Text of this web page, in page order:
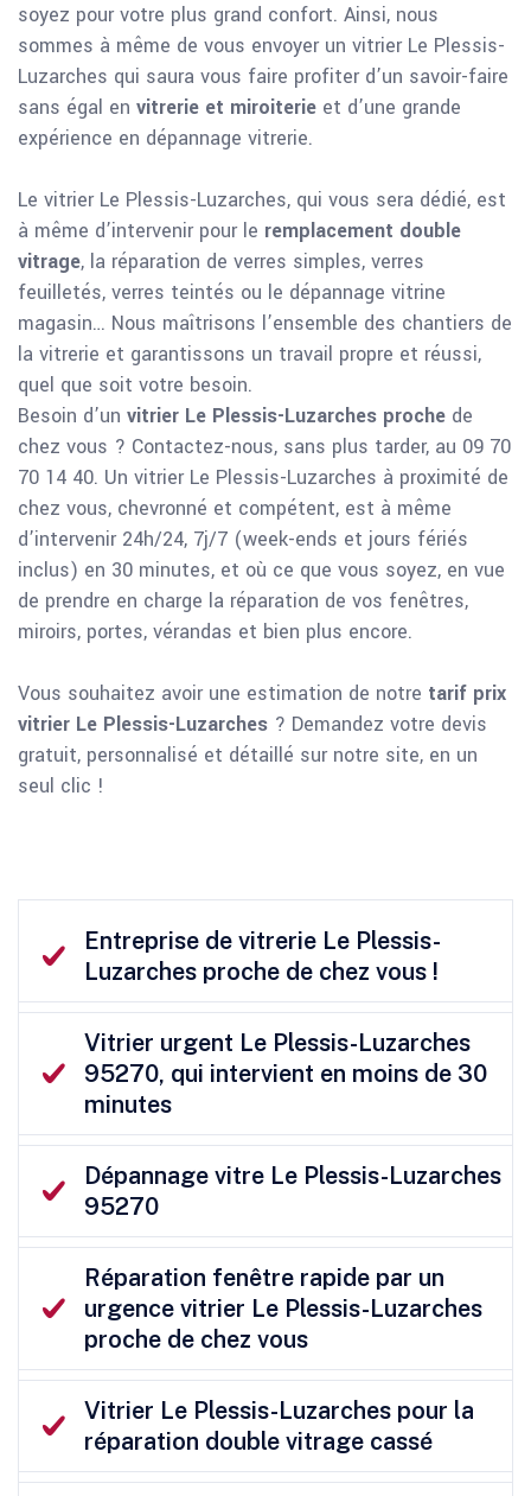
soyez pour votre plus grand confort. Ainsi, nous
sommes à même de vous envoyer un vitrier Le Plessis-
Luzarches qui saura vous faire profiter d’un savoir-faire
sans égal en vitrerie et miroiterie et d’une grande
expérience en dépannage vitrerie.
Le vitrier Le Plessis-Luzarches, qui vous sera dédié, est
à même d’intervenir pour le remplacement double
vitrage, la réparation de verres simples, verres
feuilletés, verres teintés ou le dépannage vitrine
magasin… Nous maîtrisons l’ensemble des chantiers de
la vitrerie et garantissons un travail propre et réussi,
quel que soit votre besoin.
Besoin d’un vitrier Le Plessis-Luzarches proche de
chez vous ? Contactez-nous, sans plus tarder, au 09 70
70 14 40. Un vitrier Le Plessis-Luzarches à proximité de
chez vous, chevronné et compétent, est à même
d’intervenir 24h/24, 7j/7 (week-ends et jours fériés
inclus) en 30 minutes, et où ce que vous soyez, en vue
de prendre en charge la réparation de vos fenêtres,
miroirs, portes, vérandas et bien plus encore.
Vous souhaitez avoir une estimation de notre tarif prix
vitrier Le Plessis-Luzarches ? Demandez votre devis
gratuit, personnalisé et détaillé sur notre site, en un
seul clic !
Entreprise de vitrerie Le Plessis-
Luzarches proche de chez vous !
Vitrier urgent Le Plessis-Luzarches
95270, qui intervient en moins de 30
minutes
Dépannage vitre Le Plessis-Luzarches
95270
Réparation fenêtre rapide par un
urgence vitrier Le Plessis-Luzarches
proche de chez vous
Vitrier Le Plessis-Luzarches pour la
réparation double vitrage cassé